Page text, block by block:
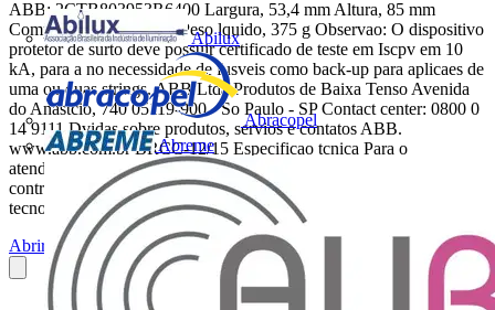
Abilux
Abracopel
Abreme
ABB: 2CTB803953R6400 Largura, 53,4 mm Altura, 85 mm
Comprimento, 64,8 mm Peso lquido, 375 g Observao: O dispositivo
protetor de surto deve possuir certificado de teste em Iscpv em 10
kA, para a no necessidade de fusveis como back-up para aplicaes de
uma ou duas strings. ABB Ltda Produtos de Baixa Tenso Avenida
do Anastcio, 740 05119-900 - So Paulo - SP Contact center: 0800 0
14 9111 Dvidas sobre produtos, servios e contatos ABB.
www.abb.com.br BRCC-12/15 Especificao tcnica Para o
atendimento das especificaes tcnicas, os dispositivos de proteo
contra surto devero conter as seguintes caractersticas: Onda 8/20 -
tecnologia varistor O protetor de surto deve...
Abrir o PDF